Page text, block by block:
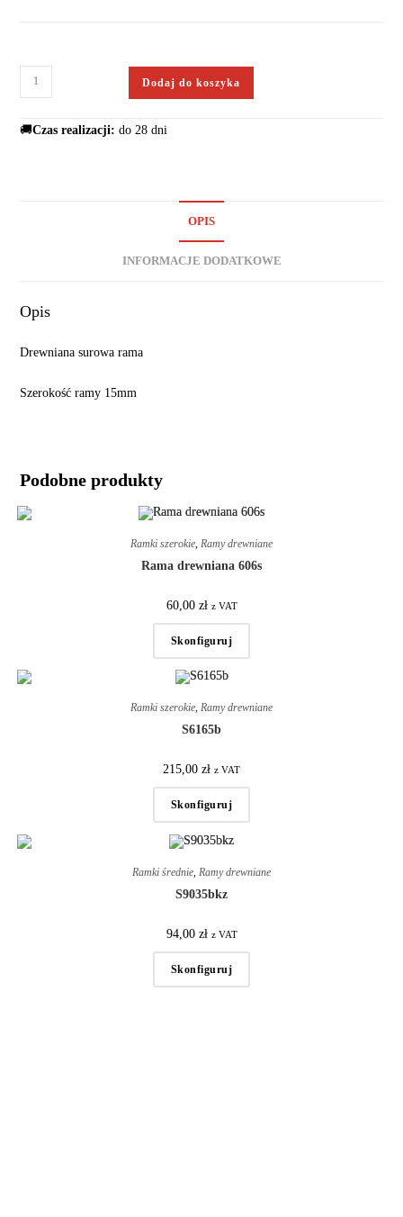
Dodaj do koszyka
🚚Czas realizacji:do 28 dni
OPIS
INFORMACJE DODATKOWE
Opis
Drewniana surowa rama
Szerokość ramy 15mm
Podobne produkty
Ramki szerokie, Ramy drewniane
Rama drewniana 606s
60,00 zł z VAT
Skonfiguruj
Ramki szerokie, Ramy drewniane
S6165b
215,00 zł z VAT
Skonfiguruj
Ramki średnie, Ramy drewniane
S9035bkz
94,00 zł z VAT
Skonfiguruj